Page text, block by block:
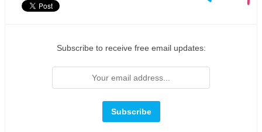
Subscribe to receive free email updates: